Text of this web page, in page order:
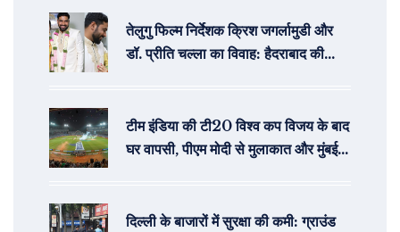
तेलुगु फिल्म निर्देशक क्रिश जगर्लामुडी और
डॉ. प्रीति चल्ला का विवाह: हैदराबाद की
टीम इंडिया की टी20 विश्व कप विजय के बाद
घर वापसी, पीएम मोदी से मुलाकात और मुंबई में
दिल्ली के बाजारों में सुरक्षा की कमी: ग्राउंड